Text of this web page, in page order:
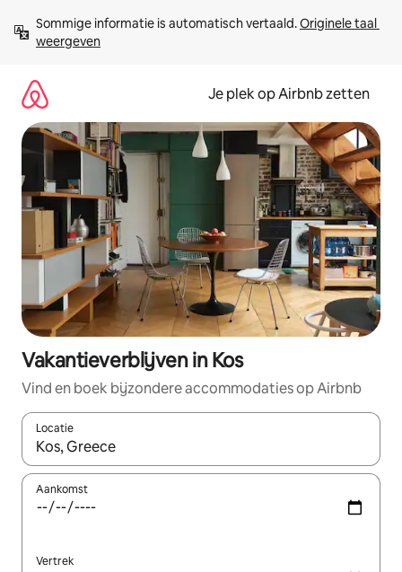
direct
naar
Sommige informatie is automatisch vertaald. Originele taal
weergeven
Je plek op Airbnb zetten
Vakantieverblijven in Kos
Vind en boek bijzondere accommodaties op Airbnb
Locatie
Wanneer er resultaten beschikbaar zijn, maak je een keuze
Aankomst
Vertrek